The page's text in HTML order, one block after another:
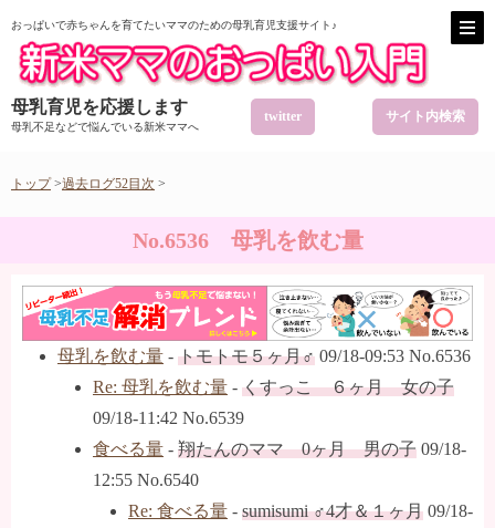
おっぱいで赤ちゃんを育てたいママのための母乳育児支援サイト♪
母乳育児を応援します
母乳不足などで悩んでいる新米ママへ
twitter サイト内検索
トップ>過去ログ52目次 >
No.6536 母乳を飲む量
母乳を飲む量 - トモトモ５ヶ月♂ 09/18-09:53 No.6536
Re: 母乳を飲む量 - くすっこ ６ヶ月 女の子
09/18-11:42 No.6539
食べる量 - 翔たんのママ 0ヶ月 男の子 09/18-
12:55 No.6540
Re: 食べる量 - sumisumi ♂4才＆１ヶ月 09/18-